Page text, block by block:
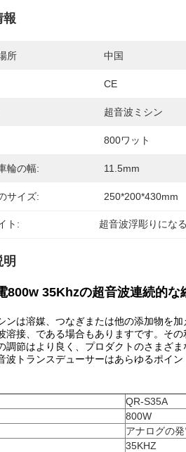
報
所 中国
CE
超音波ミシン
800ワット
輪の幅: 11.5mm
サイズ: 250*200*430mm
ト: 超音波浮彫りにな
800w 35Khzの超音波連続的な
ンは溶媒、つなぎまたは他の添加物を
溶接、である場合もありますです。そ
調節はより良く、プロダクトのさまざ
波トランスデューサーはあらゆるポイ
QR-S35A
800W
アナログの
35KHZ